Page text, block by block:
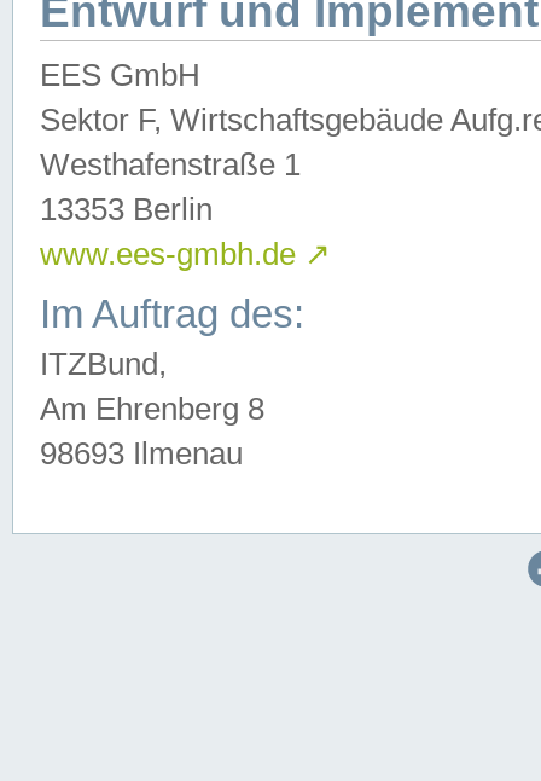
Entwurf und
EES GmbH
Sektor F, Wirtschaftsgebäude
Westhafenstraße 1
13353 Berlin
www.ees-gmbh.de ↗
Im Auftrag des:
ITZBund,
Am Ehrenberg 8
98693 Ilmenau